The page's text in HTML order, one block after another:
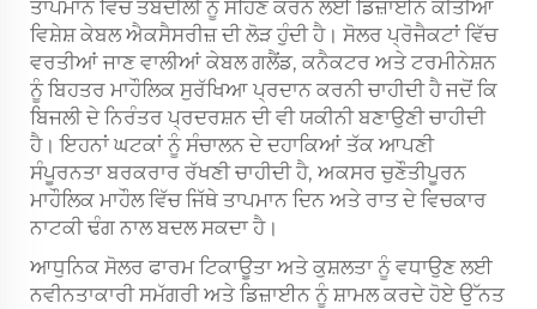
ਤਾਪਮਾਨ ਵਿੱਚ ਤਬਦੀਲੀ ਨੂੰ ਸਹਿਣ ਕਰਨ ਲਈ ਡਿਜ਼ਾਈਨ ਕੀਤੀਆਂ
ਵਿਸ਼ੇਸ਼ ਕੇਬਲ ਐਕਸੈਸਰੀਜ਼ ਦੀ ਲੋੜ ਹੁੰਦੀ ਹੈ। ਸੋਲਰ ਪ੍ਰੋਜੈਕਟਾਂ ਵਿੱਚ
ਵਰਤੀਆਂ ਜਾਣ ਵਾਲੀਆਂ ਕੇਬਲ ਗਲੈਂਡ, ਕਨੈਕਟਰ ਅਤੇ ਟਰਮੀਨੇਸ਼ਨ
ਨੂੰ ਬਿਹਤਰ ਮਾਹੌਲਿਕ ਸੁਰੱਖਿਆ ਪ੍ਰਦਾਨ ਕਰਨੀ ਚਾਹੀਦੀ ਹੈ ਜਦੋਂ ਕਿ
ਬਿਜਲੀ ਦੇ ਨਿਰੰਤਰ ਪ੍ਰਦਰਸ਼ਨ ਦੀ ਵੀ ਯਕੀਨੀ ਬਣਾਉਣੀ ਚਾਹੀਦੀ
ਹੈ। ਇਹਨਾਂ ਘਟਕਾਂ ਨੂੰ ਸੰਚਾਲਨ ਦੇ ਦਹਾਕਿਆਂ ਤੱਕ ਆਪਣੀ
ਸੰਪੂਰਨਤਾ ਬਰਕਰਾਰ ਰੱਖਣੀ ਚਾਹੀਦੀ ਹੈ, ਅਕਸਰ ਚੁਣੌਤੀਪੂਰਨ
ਮਾਹੌਲਿਕ ਮਾਹੌਲ ਵਿੱਚ ਜਿੱਥੇ ਤਾਪਮਾਨ ਦਿਨ ਅਤੇ ਰਾਤ ਦੇ ਵਿਚਕਾਰ
ਨਾਟਕੀ ਢੰਗ ਨਾਲ ਬਦਲ ਸਕਦਾ ਹੈ।
ਆਧੁਨਿਕ ਸੋਲਰ ਫਾਰਮ ਟਿਕਾਊਤਾ ਅਤੇ ਕੁਸ਼ਲਤਾ ਨੂੰ ਵਧਾਉਣ ਲਈ
ਨਵੀਨਤਾਕਾਰੀ ਸਮੱਗਰੀ ਅਤੇ ਡਿਜ਼ਾਈਨ ਨੂੰ ਸ਼ਾਮਲ ਕਰਦੇ ਹੋਏ ਉੱਨਤ